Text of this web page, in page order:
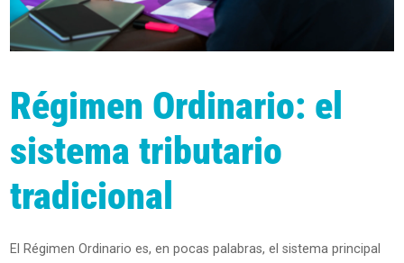
Régimen Ordinario: el
sistema tributario
tradicional
El Régimen Ordinario es, en pocas palabras, el sistema principal